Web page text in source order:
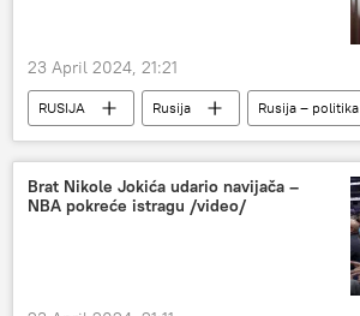
23 April 2024, 21:21
RUSIJA Rusija Rusija – politika
Brat Nikole Jokića udario navijača –
NBA pokreće istragu /video/